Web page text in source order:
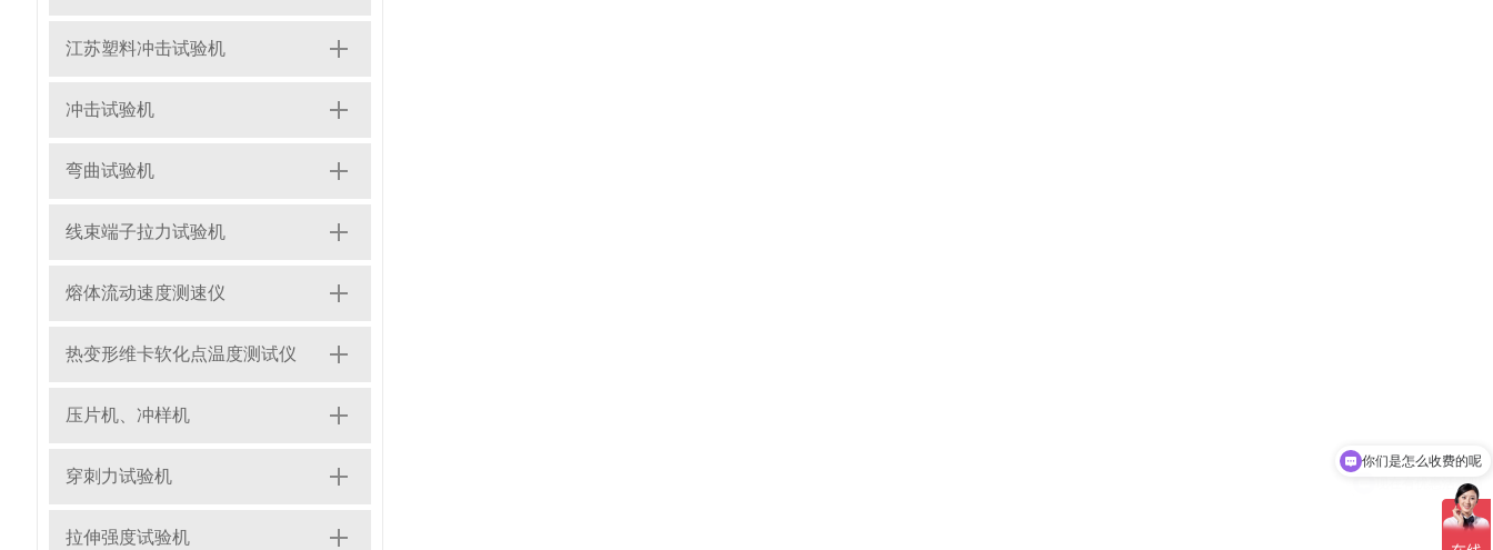
江苏塑料冲击试验机
冲击试验机
弯曲试验机
线束端子拉力试验机
熔体流动速度测速仪
热变形维卡软化点温度测试仪
压片机、冲样机
穿刺力试验机
拉伸强度试验机
现在有优惠活动吗